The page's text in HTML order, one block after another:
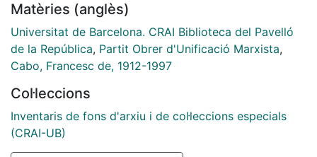
Matèries (anglès)
Universitat de Barcelona. CRAI Biblioteca del Pavelló
de la República, Partit Obrer d'Unificació Marxista,
Cabo, Francesc de, 1912-1997
Col·leccions
Inventaris de fons d'arxiu i de col·leccions especials
(CRAI-UB)